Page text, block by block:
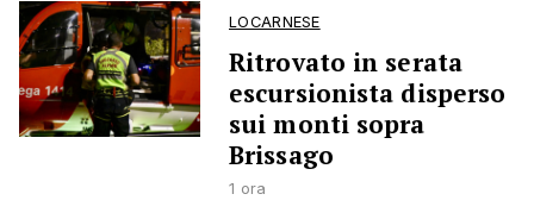
LOCARNESE
Ritrovato in serata
escursionista disperso
sui monti sopra
Brissago
1 ora